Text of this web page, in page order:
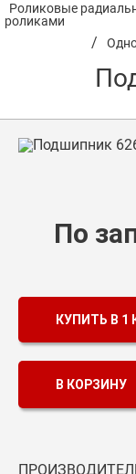
О компании
Оптовикам
Каталог
Подшипники в
Смазка
Контакты
Роликовые
роликами
/
По
КУПИТЬ В 1
В КОРЗИНУ